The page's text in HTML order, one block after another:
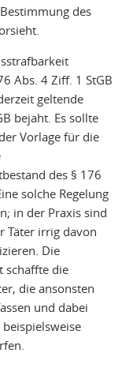
des
Abs. 4 Ziff. 1 StGB
geltende
bejaht. Es sollte
Vorlage für die
des § 176
solche Regelung
in der Praxis sind
Täter irrig davon
Die
schaffte die
die ansonsten
und dabei